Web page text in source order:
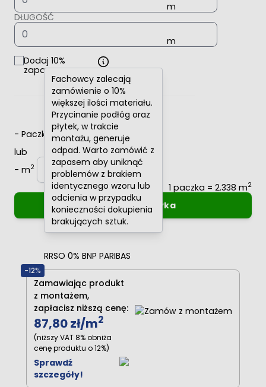
DŁUGOŚĆ
Dodaj 10%
zapasu
Fachowcy zalecają
zamówienie o 10%
większej ilości materiału.
Przycinanie podłóg oraz
płytek, w trakcie
montażu, generuje
odpad. Warto zamówić z
zapasem aby uniknąć
problemów z brakiem
identycznego wzoru lub
odcienia w przypadku
konieczności dokupienia
brakujących sztuk.
- Paczki
+
lub
- m2
+
1 paczka = 2.338 m2
Dodaj do koszyka
Oblicz raty0%
RRSO 0% BNP PARIBAS
-12%
Zamawiając produkt
z montażem,
zapłacisz niższą cenę:
87,80 zł/m2
(niższy VAT 8% obniża
cenę produktu o 12%)
Sprawdź
szczegóły!